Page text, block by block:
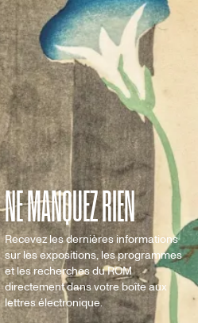
NE MANQUEZ RIEN
Recevez les dernières informations
sur les expositions, les programmes
et les recherches du ROM
directement dans votre boîte aux
lettres électronique.